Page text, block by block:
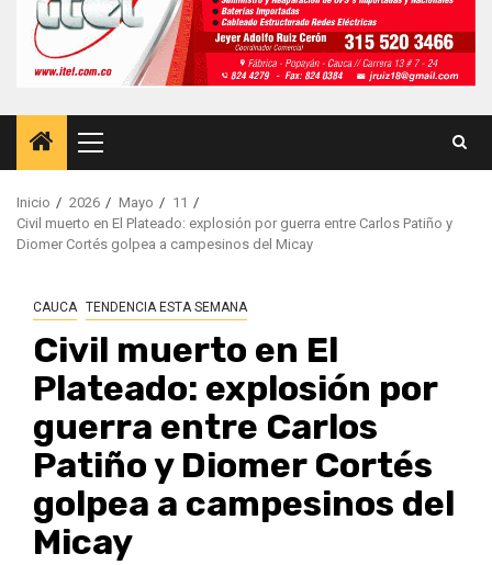
Menú
principal
Inicio 2026 Mayo
11
Civil muerto en El Plateado: explosión por guerra entre Carlos Patiño y
Diomer Cortés golpea a campesinos del Micay
CAUCA TENDENCIA ESTA SEMANA
Civil muerto en El
Plateado: explosión por
guerra entre Carlos
Patiño y Diomer Cortés
golpea a campesinos del
Micay